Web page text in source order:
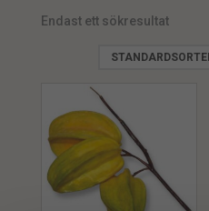
min.
Endast ett sökresultat